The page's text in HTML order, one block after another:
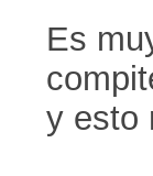
Es
y esto